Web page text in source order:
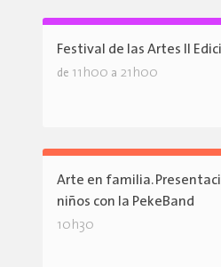
Festival de las Artes II
de 11h00 a 21h00
Arte en familia.
niños con la PekeBand
10h30